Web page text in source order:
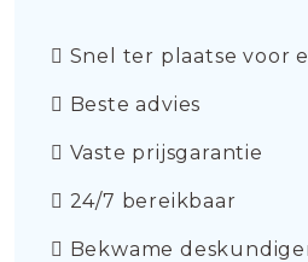
Snel ter plaatse voor
Beste advies
Vaste prijsgarantie
24/7 bereikbaar
Bekwame